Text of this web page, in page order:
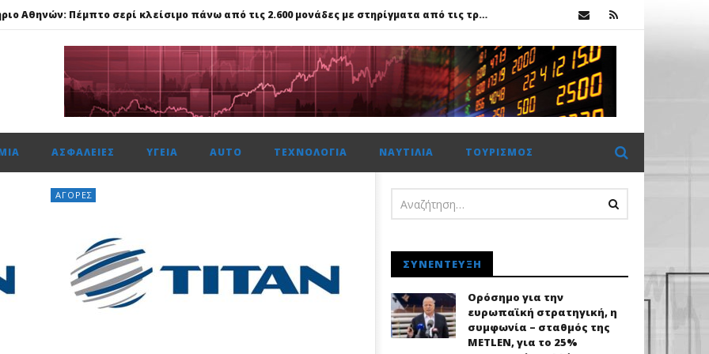
Χρηματιστήριο Αθηνών: Πέμπτο σερί κλείσιμο πάνω από τις 2.600 μονάδες με στηρίγματα από τις τράπεζες
φορά πάνω από 2 εκατ. επιβάτες τον Ιούλιο
Cenergy άνοδο 3,21%, Metlen 2,88%, στις 2.608 μον. τζίρο 320 εκ.
Χρηματιστήριο Αθηνών: Πέμπτο σερί κλείσιμο πάνω από τις 2.600 μονάδες με στηρίγματα από τις τράπεζες
ΑΣΦΆΛΕΙΕΣ ΥΓΕΊΑ AUTO ΤΕΧΝΟΛΟΓΊΑ ΝΑΥΤΙΛΊΑ ΤΟΥΡΙΣΜΌΣ
ΑΓΟΡΈΣ
ΣΥΝΈΝΤΕΥΞΗ
Ορόσημο για την
ευρωπαϊκή στρατηγική, η
συμφωνία – σταθμός της
METLEN, για το 25%